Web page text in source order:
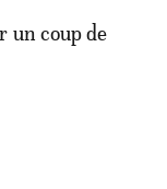
un coup de